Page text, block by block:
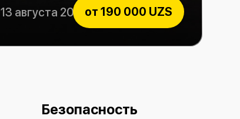
от 190 000 UZS
Rock Consert
13 августа 2026
Безопасность